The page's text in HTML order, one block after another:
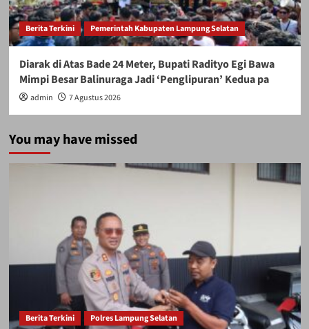
Berita Terkini Pemerintah Kabupaten Lampung Selatan
Diarak di Atas Bade 24 Meter, Bupati Radityo Egi Bawa
Mimpi Besar Balinuraga Jadi ‘Penglipuran’ Kedua pa
admin 7 Agustus 2026
You may have missed
Berita Terkini Polres Lampung Selatan